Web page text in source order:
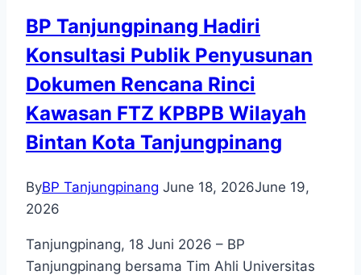
Perdagangan
Bebas
dan
Pelabuhan
(KPBPB)
BP Tanjungpinang Hadiri
Konsultasi Publik Penyusunan
Dokumen Rencana Rinci
Kawasan FTZ KPBPB Wilayah
Bintan Kota Tanjungpinang
ByBP Tanjungpinang June 18, 2026June 19,
2026
Tanjungpinang, 18 Juni 2026 – BP
Tanjungpinang bersama Tim Ahli Universitas